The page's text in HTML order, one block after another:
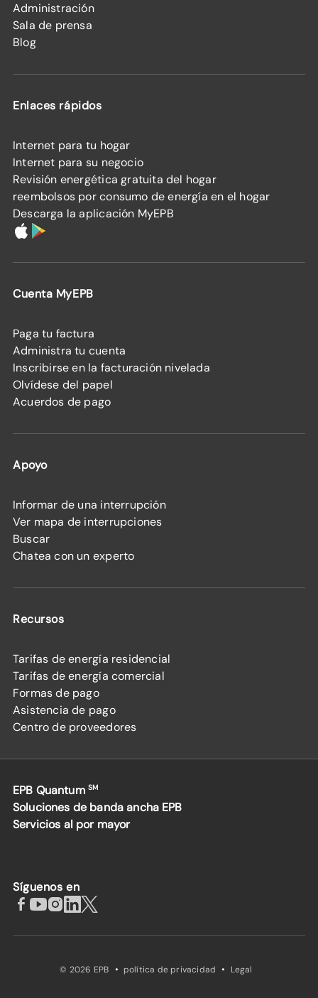
Administración
Sala de prensa
Blog
Enlaces rápidos
Internet para tu hogar
Internet para su negocio
Revisión energética gratuita del hogar
reembolsos por consumo de energía en el hogar
Descarga la aplicación MyEPB
Cuenta MyEPB
Paga tu factura
Administra tu cuenta
Inscribirse en la facturación nivelada
Olvídese del papel
Acuerdos de pago
Apoyo
Informar de una interrupción
Ver mapa de interrupciones
Buscar
Chatea con un experto
Recursos
Tarifas de energía residencial
Tarifas de energía comercial
Formas de pago
Asistencia de pago
Centro de proveedores
EPB Quantum SM
Soluciones de banda ancha EPB
Servicios al por mayor
Síguenos en
© 2026 EPB · política de privacidad · Legal